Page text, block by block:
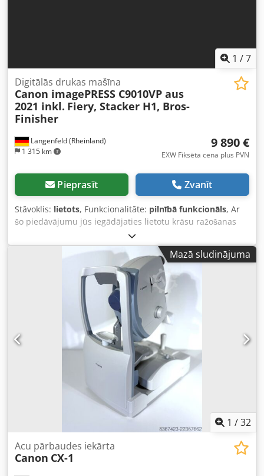
1 /7
Langenfeld (Rheinland)
1 315 km
Digitālās drukas mašīna
Canon imagePRESS C9010VP aus
2021 inkl. Fiery, Stacker H1, Bros-
Finisher
9 890 €
EXW Fiksēta cena plus PVN
Pieprasīt Zvanīt
Stāvoklis: lietots, Funkcionalitāte: pilnībā funkcionāls, Ar
šo piedāvājumu jūs iegādājaties lietotu krāsu ražošanas
sistēmu "Canon imagePRESS C9010 VP". Pārdošanas
priekšmets: 1 x Canon imagePRESS C9010 VP ar šādu
aprīkojumu: - ieskaitot Prisma kontrolieri vai Fiery
kontrolieri - ieskaitot brošūru finišētāju N2 - ieskaitot POD
paliktni D1 Skaitītāja rādījumi: Kopā: apmēram 1.880.920
lapas Stāvoklis: Šis piedāvājums attiecas uz lietotu ierīci,
kurai var būt lietošanas pazīmes (nelieli skrāpējumi vai
dzeltenums). Ierīce ir pārbaudīta darbībai. Testa izdrukas
redzamas fotogrāfijā. Iepakošana un piegāde: Aicinām
ierīci apskatīt mūsu darba laikā – lūdzu, iepriekš piesakiet
vizīti! Jūras transportēšanas iepakojums un piegāde visā
pasaulē pēc pieprasījuma! Chodpfx Asu Ecl Eocgea Pirms
nosūtīšanas vai saņemšanas tiks veikts funkcionālais tests
un process tiks ierakstīts video formātā. Papildu
informācijai aicinām sazināties ar mums personīgi.
Mazā sludinājuma
1 /32
Acu pārbaudes iekārta
Canon CX-1